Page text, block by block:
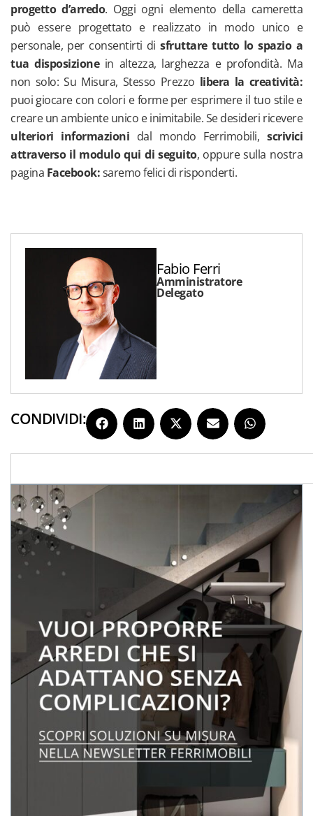
progetto d’arredo. Oggi ogni elemento della cameretta
può essere progettato e realizzato in modo unico e
personale, per consentirti disfruttare tutto lo spazio a
tua disposizionein altezza, larghezza e profondità. Ma
non solo: Su Misura, Stesso Prezzo libera la creatività:
puoi giocare con colori e forme per esprimere il tuo stile e
creare un ambiente unico e inimitabile. Se desideri ricevere
ulteriori informazioni dal mondo Ferrimobili,scrivici
attraverso il modulo qui di seguito, oppure sulla nostra
pagina Facebook:saremo felici di risponderti.
Fabio Ferri
Amministratore
Delegato
CONDIVIDI: